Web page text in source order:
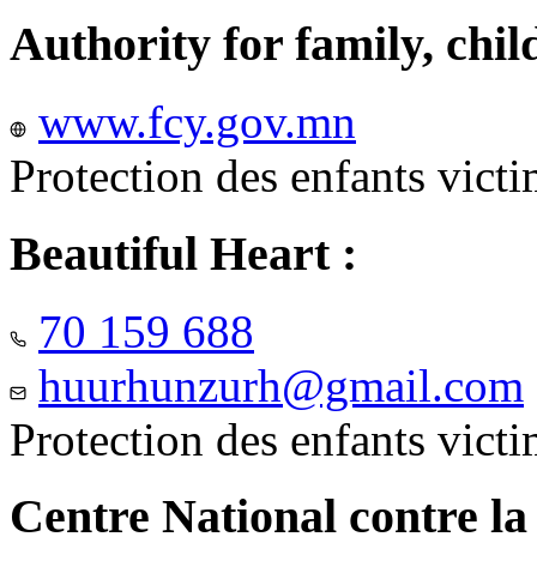
Authority for family,
www.fcy.gov.mn
Protection des enfants
Beautiful Heart :
70 159 688
huurhunzurh@gmail.com
Protection des enfants
Centre National contre la